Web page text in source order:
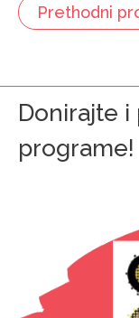
Prethodni
Donirajte i
programe!